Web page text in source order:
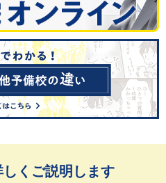
くご説明します